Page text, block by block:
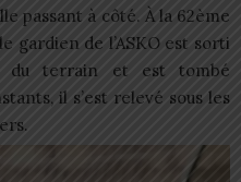
passant à côté. À la 62ème
gardien de l’ASKO est sorti
du terrain et est tombé
il s’est relevé sous les